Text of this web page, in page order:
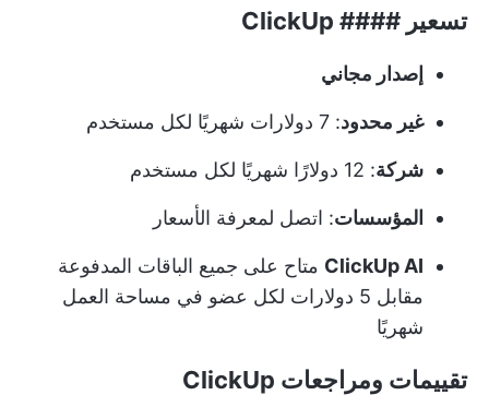
تسعير #### ClickUp
إصدار مجاني
غير محدود: 7 دولارات شهريًا لكل مستخدم
شركة: 12 دولارًا شهريًا لكل مستخدم
المؤسسات: اتصل لمعرفة الأسعار
ClickUp AI متاح على جميع الباقات المدفوعة
مقابل 5 دولارات لكل عضو في مساحة العمل
شهريًا
تقييمات ومراجعات ClickUp